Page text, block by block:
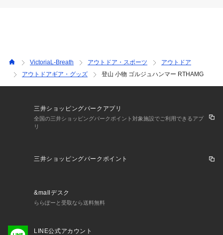
VictoriaL-Breath アウトドア・スポーツ
アウトドア
アウトドアギア・グッズ
登山 小物 ゴルジュハンマー RTHAMG
三井ショッピングパークアプリ
全国の三井ショッピングパークポイント対象施設でご利用できるアプ
リ
三井ショッピングパークポイント
&mallデスク
ららぽーと受取なら送料無料
LINE公式アカウント